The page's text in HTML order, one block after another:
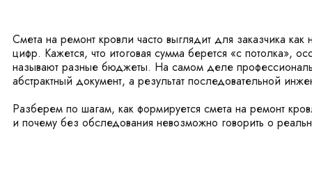
Смета на ремонт кровли часто выглядит для заказчика как
цифр. Кажется, что итоговая сумма берется «с потолка»,
называют разные бюджеты. На самом деле
абстрактный документ, а результат последовательной
Разберем по шагам, как формируется смета на ремонт
и почему без обследования невозможно говорить о